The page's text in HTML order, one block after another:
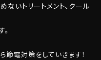
ないトリートメント、クール
節電対策をしていきます！